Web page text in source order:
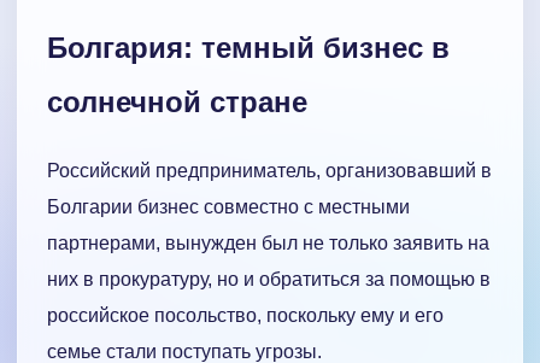
Болгария: темный бизнес в
солнечной стране
Российский предприниматель, организовавший в
Болгарии бизнес совместно с местными
партнерами, вынужден был не только заявить на
них в прокуратуру, но и обратиться за помощью в
российское посольство, поскольку ему и его
семье стали поступать угрозы.